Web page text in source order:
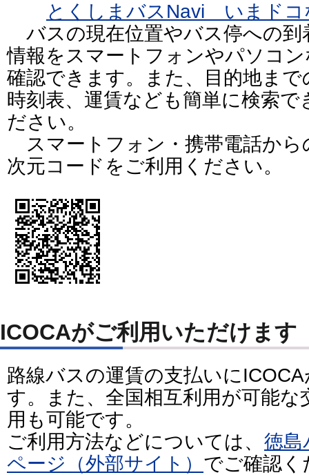
とくしまバスNavi いまドコ
バスの現在位置やバス停への到
情報をスマートフォンやパソコ
確認できます。また、目的地ま
時刻表、運賃なども簡単に検索
ださい。
スマートフォン・携帯電話から
次元コードをご利用ください。
ICOCAがご利用いただけます
路線バスの運賃の支払いに
す。また、全国相互利用が可能な
用も可能です。
ご利用方法などについては、 徳島
ページ（外部サイト） でご確認く